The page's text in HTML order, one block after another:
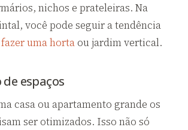
nichos e prateleiras. Na
você pode seguir a tendência
fazer uma hortaou jardim vertical.
espaços
casa ou apartamento grande os
ser otimizados. Isso não só